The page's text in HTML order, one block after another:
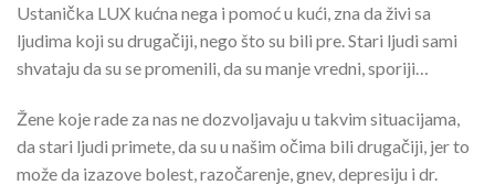
Ustanička LUX kućna nega i pomoć u kući, zna da živi sa
ljudima koji su drugačiji, nego što su bili pre. Stari ljudi sami
shvataju da su se promenili, da su manje vredni, sporiji…
Žene koje rade za nas ne dozvoljavaju u takvim situacijama,
da stari ljudi primete, da su u našim očima bili drugačiji, jer to
može da izazove bolest, razočarenje, gnev, depresiju i dr.